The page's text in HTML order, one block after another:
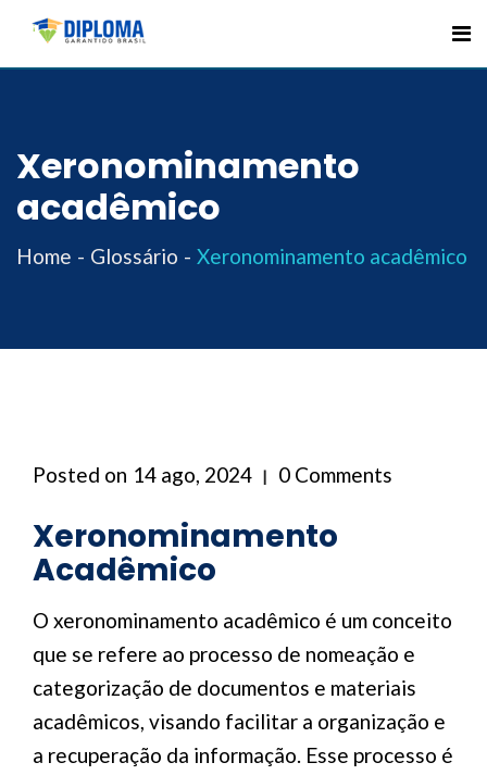
Skip
Xeronominamento
acadêmico
Home Glossário Xeronominamento acadêmico
Posted on 14 ago, 2024 0 Comments
Xeronominamento
Acadêmico
O xeronominamento acadêmico é um conceito
que se refere ao processo de nomeação e
categorização de documentos e materiais
acadêmicos, visando facilitar a organização e
a recuperação da informação. Esse processo é